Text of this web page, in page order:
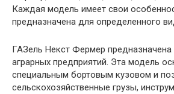
Каждая модель имеет свои
предназначена для определенного
ГАЗель Некст Фермер
аграрных предприятий. Эта модель
специальным бортовым кузовом и
сельскохозяйственные грузы,